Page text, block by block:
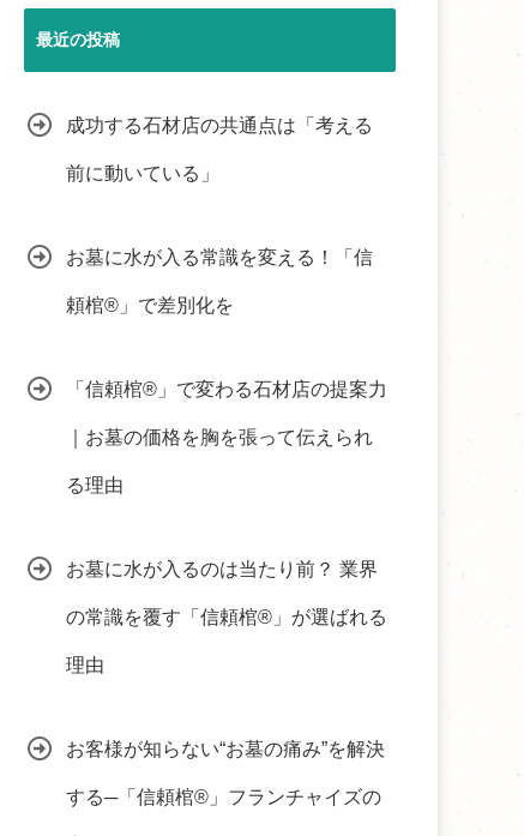
最近の投稿
成功する石材店の共通点は「考える
前に動いている」
お墓に水が入る常識を変える！「信
頼棺®」で差別化を
「信頼棺®」で変わる石材店の提案力
｜お墓の価格を胸を張って伝えられ
る理由
お墓に水が入るのは当たり前？ 業界
の常識を覆す「信頼棺®」が選ばれる
理由
お客様が知らない“お墓の痛み”を解決
する─「信頼棺®」フランチャイズの